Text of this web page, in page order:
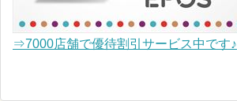
⇒7000店舗で優待割引サービス中です♪